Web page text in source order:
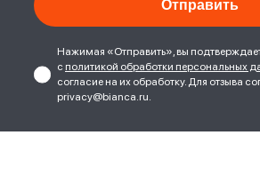
Нажимая «Отправить», вы
с политикой обработки персональных
согласие на их обработку. Для отзыва
privacy@bianca.ru.